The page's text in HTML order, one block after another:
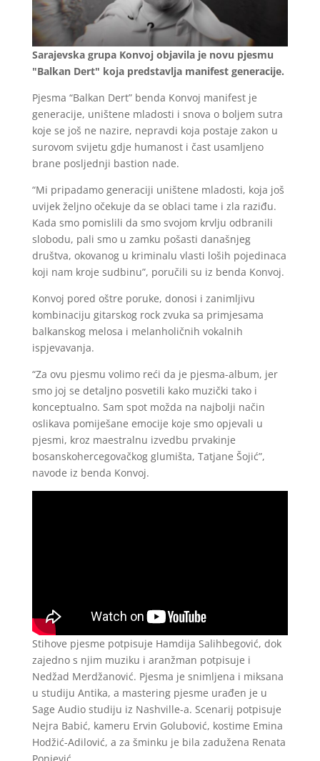
Sarajevska grupa Konvoj objavila je novu pjesmu
"Balkan Dert" koja predstavlja manifest generacije.
Pjesma “Balkan Dert” benda Konvoj manifest je
generacije, uništene mladosti i snova o boljem sutra
koje se još ne nazire, nepravdi koja postaje zakon u
surovom svijetu gdje humanost i čast usamljeno
brane posljednji bastion nade.
“Mi pripadamo generaciji uništene mladosti, koja još
uvijek željno očekuje da se oblaci tame i zla raziđu.
Kada smo pomislili da smo svojom krvlju odbranili
slobodu, pali smo u zamku pošasti današnjeg
društva, okovanog u kriminalu vlasti loših pojedinaca
koji nam kroje sudbinu”, poručili su iz benda Konvoj.
Konvoj pored oštre poruke, donosi i zanimljivu
kombinaciju gitarskog rock zvuka sa primjesama
balkanskog melosa i melanholičnih vokalnih
ispjevavanja.
“Za ovu pjesmu volimo reći da je pjesma-album, jer
smo joj se detaljno posvetili kako muzički tako i
konceptualno. Sam spot možda na najbolji način
oslikava pomiješane emocije koje smo opjevali u
pjesmi, kroz maestralnu izvedbu prvakinje
bosanskohercegovačkog glumišta, Tatjane Šojić”,
navode iz benda Konvoj.
Stihove pjesme potpisuje Hamdija Salihbegović, dok
zajedno s njim muziku i aranžman potpisuje i
Nedžad Merdžanović. Pjesma je snimljena i miksana
u studiju Antika, a mastering pjesme urađen je u
Sage Audio studiju iz Nashville-a. Scenarij potpisuje
Nejra Babić, kameru Ervin Golubović, kostime Emina
Hodžić-Adilović, a za šminku je bila zadužena Renata